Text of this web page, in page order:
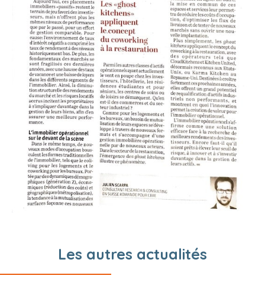
Les autres actualités